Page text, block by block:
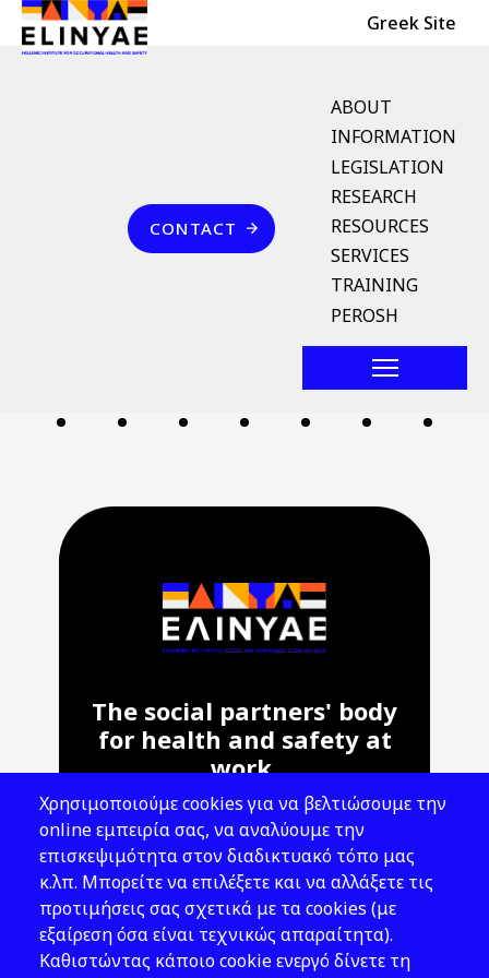
Skip to main content
Header Top Greek Site
English Menu
ABOUT
INFORMATION
LEGISLATION
RESEARCH
RESOURCES
SERVICES
TRAINING
PEROSH
Επικοινωνία
CONTACT
Breadcrumb
πρέσσα με έκκεντρο
The social partners' body
for health and safety at
work.
Address: 143 Liosion & 6 Thirsiou, 104
45, Athens
T: 210 82 00 100
e: info@elinyae.gr
Follow Us
Χρησιμοποιούμε cookies για να βελτιώσουμε την
online εμπειρία σας, να αναλύουμε την
επισκεψιμότητα στον διαδικτυακό τόπο μας
κ.λπ. Μπορείτε να επιλέξετε και να αλλάξετε τις
προτιμήσεις σας σχετικά με τα cookies (με
εξαίρεση όσα είναι τεχνικώς απαραίτητα).
Καθιστώντας κάποιο cookie ενεργό δίνετε τη